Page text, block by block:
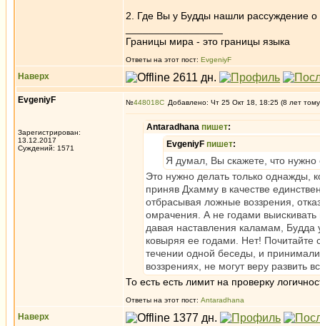
2. Где Вы у Будды нашли рассуждение о
Границы мира - это границы языка
Ответы на этот пост: EvgeniyF
Наверх
EvgeniyF
Зарегистрирован:
13.12.2017
Суждений: 1571
№448018 Добавлено: Чт 25 Окт 18, 18:25 (8 лет
Antaradhana пишет:
EvgeniyF пишет:
Я думал, Вы скажете, что нужно
Это нужно делать только однажды,
приняв Дхамму в качестве
отбрасывая ложные воззрения,
омрачения. А не годами
давая наставления каламам, Будда
ковыряя ее годами. Нет!
течении одной беседы, и
воззрениях, не могут веру развить
То есть есть лимит на проверку
Ответы на этот пост: Antaradhana
Наверх